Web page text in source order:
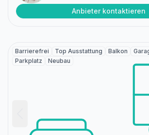
Anbieter kontaktieren
Barrierefrei Top Ausstattung Balkon
Parkplatz
Neubau